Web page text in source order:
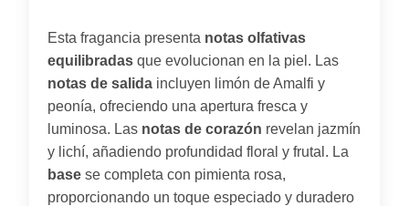
Esta fragancia presenta notas olfativas
equilibradas que evolucionan en la piel. Las
notas de salida incluyen limón de Amalfi y
peonía, ofreciendo una apertura fresca y
luminosa. Las notas de corazón revelan jazmín
y lichí, añadiendo profundidad floral y frutal. La
base se completa con pimienta rosa,
proporcionando un toque especiado y duradero